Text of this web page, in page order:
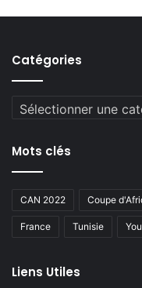
Catégories
Catégories
Mots clés
CAN 2022 Coupe
France Tunisie
Liens Utiles